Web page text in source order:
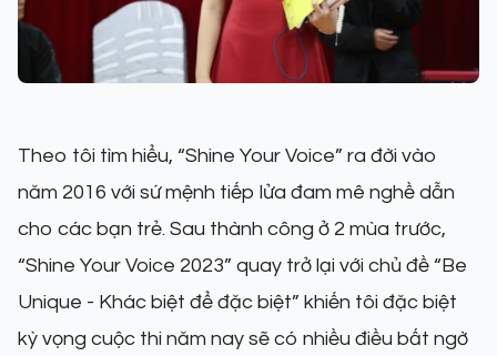
Theo tôi tìm hiểu, “Shine Your Voice” ra đời vào
năm 2016 với sứ mệnh tiếp lửa đam mê nghề dẫn
cho các bạn trẻ. Sau thành công ở 2 mùa trước,
“Shine Your Voice 2023” quay trở lại với chủ đề “Be
Unique - Khác biệt để đặc biệt” khiến tôi đặc biệt
kỳ vọng cuộc thi năm nay sẽ có nhiều điều bất ngờ